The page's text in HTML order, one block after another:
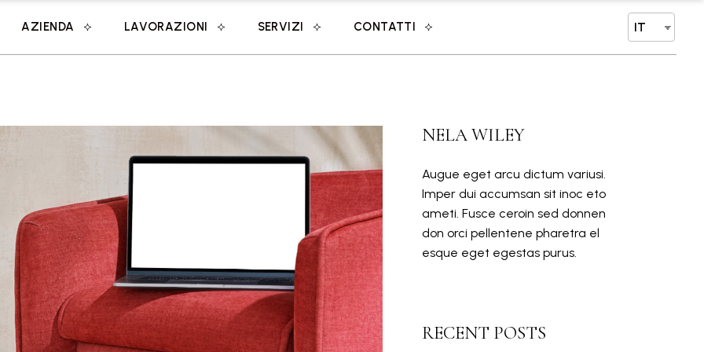
AZIENDA LAVORAZIONI SERVIZI CONTATTI IT
NELA WILEY
Augue eget arcu dictum variusi.
Imper dui accumsan sit inoc eto
ameti. Fusce ceroin sed donnen
don orci pellentene pharetra el
esque eget egestas purus.
RECENT POSTS